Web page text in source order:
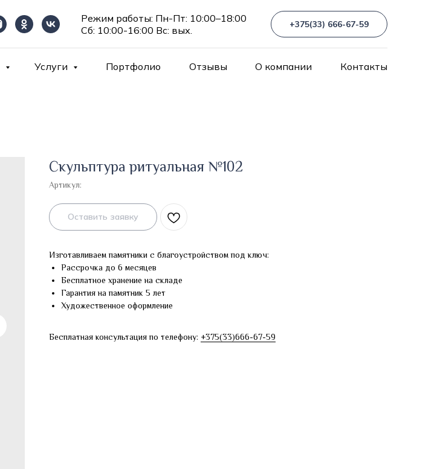
Режим работы: Пн-Пт: 10:00–18:00
Сб: 10:00-16:00 Вс: вых.
+375(33) 666-67-59
Услуги Портфолио Отзывы О компании Контакты
Скульптура ритуальная №102
Артикул:
Оставить заявку
Изготавливаем памятники с благоустройством под ключ:
Рассрочка до 6 месяцев
Бесплатное хранение на складе
Гарантия на памятник 5 лет
Художественное оформление
Бесплатная консультация по телефону: +375(33)666-67-59